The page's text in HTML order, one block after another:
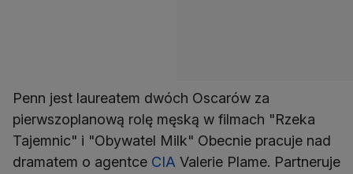
Penn jest laureatem dwóch Oscarów za
pierwszoplanową rolę męską w filmach "Rzeka
Tajemnic" i "Obywatel Milk" Obecnie pracuje nad
dramatem o agentce CIA Valerie Plame. Partneruje